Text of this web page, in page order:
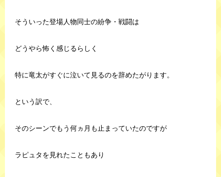
そういった登場人物同士の紛争・戦闘は
どうやら怖く感じるらしく
特に竜太がすぐに泣いて見るのを辞めたがります。
という訳で、
そのシーンでもう何ヵ月も止まっていたのですが
ラピュタを見れたこともあり